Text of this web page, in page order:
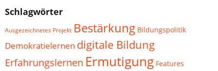
Schlagwörter
Ausgezeichnetes Projekt Bestärkung Bildungspolitik
Demokratielernen digitale Bildung
Erfahrungslernen Ermutigung Features